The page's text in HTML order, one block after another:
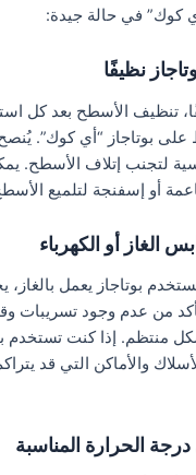
كوك” في حالة جيدة:
نظيفًا
تنظيف الأسطح بعد كل
بوتاجاز “أي كوك”.
لتجنب إتلاف الأسطح.
أو إسفنجة لتلميع
الغاز أو الكهرباء
بوتاجاز يعمل
من عدم وجود تسريبات
منتظم. إذا كنت تستخدم
والأماكن التي قد يتراكم
الحرارة المناسبة